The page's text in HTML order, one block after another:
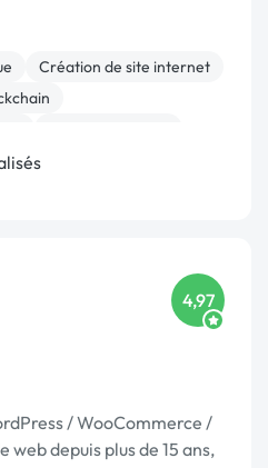
Création de site internet
4,97
/ WooCommerce /
web depuis plus de 15 ans,